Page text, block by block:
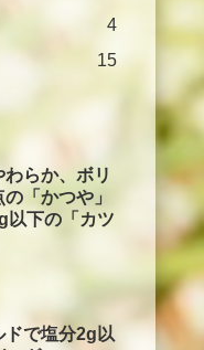
4
15
らか、ボリ
「かつや」
以下の「カツ
ドで塩分2g以